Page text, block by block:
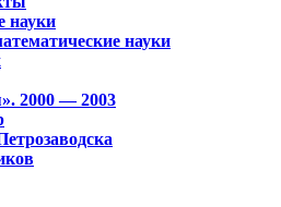
науки
науки
2000 — 2003